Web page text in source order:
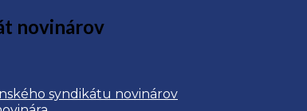
novinárov
syndikátu novinárov